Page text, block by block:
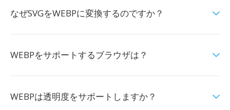
なぜSVGをWEBPに変換するのですか？
WEBPをサポートするブラウザは？
WEBPは透明度をサポートしますか？